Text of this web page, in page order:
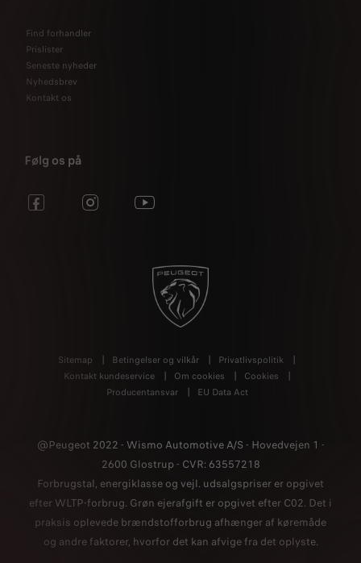
Find forhandler
Prislister
Seneste nyheder
Nyhedsbrev
Kontakt os
Følg os på
Sitemap Betingelser og vilkår
Privatlivspolitik
Kontakt kundeservice
Om cookies
Cookies
Producentansvar
EU Data Act
@Peugeot 2022 - Wismo Automotive A/S - Hovedvejen 1 -
2600 Glostrup - CVR: 63557218
Forbrugstal, energiklasse og vejl. udsalgspriser er opgivet
efter WLTP-forbrug. Grøn ejerafgift er opgivet efter C02. Det i
praksis oplevede brændstofforbrug afhænger af køremåde
og andre faktorer, hvorfor det kan afvige fra det oplyste.